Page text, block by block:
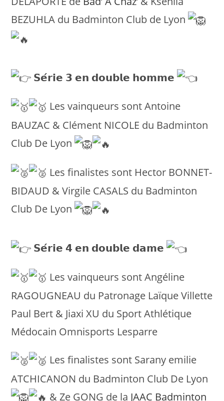
BEZUHLA du Badminton Club de Lyon
𝗦𝗲́𝗿𝗶𝗲 𝟯 𝗲𝗻 𝗱𝗼𝘂𝗯𝗹𝗲 𝗵𝗼𝗺𝗺𝗲
Les vainqueurs sont Antoine
BAUZAC & Clément NICOLE du Badminton
Club De Lyon
Les finalistes sont Hector BONNET-
BIDAUD & Virgile CASALS du Badminton
Club De Lyon
𝗦𝗲́𝗿𝗶𝗲 𝟰 𝗲𝗻 𝗱𝗼𝘂𝗯𝗹𝗲 𝗱𝗮𝗺𝗲
Les vainqueurs sont Angéline
RAGOUGNEAU du Patronage Laïque Villette
Paul Bert & Jiaxi XU du Sport Athlétique
Médocain Omnisports Lesparre
Les finalistes sont Sarany emilie
ATCHICANON du Badminton Club De Lyon
& Ze GONG de la JAAC Badminton